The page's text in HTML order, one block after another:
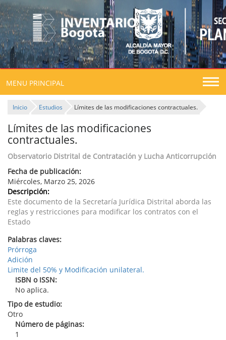
MENU PRINCIPAL
Inicio Estudios Límites de las modificaciones contractuales.
Límites de las modificaciones
contractuales.
Observatorio Distrital de Contratación y Lucha Anticorrupción
Fecha de publicación:
Miércoles, Marzo 25, 2026
Descripción:
Este documento de la Secretaría Jurídica Distrital aborda las
reglas y restricciones para modificar los contratos con el
Estado
Palabras claves:
Prórroga
Adición
Limite del 50% y Modificación unilateral.
ISBN o ISSN:
No aplica.
Tipo de estudio:
Otro
Número de páginas:
1